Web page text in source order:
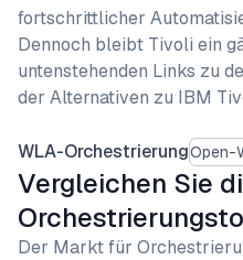
fortschrittlicher
Dennoch bleibt Tivoli ein
untenstehenden Links zu
der Alternativen zu IBM
WLA-OrchestrierungOpen-
Vergleichen Sie
Der Markt für